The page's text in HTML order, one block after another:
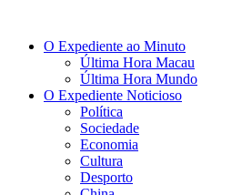
O Expediente ao Minuto
Última Hora Macau
Última Hora Mundo
O Expediente Noticioso
Política
Sociedade
Economia
Cultura
Desporto